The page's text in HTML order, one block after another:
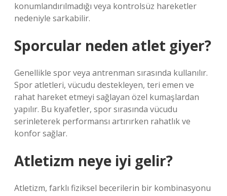
konumlandırılmadığı veya kontrolsüz hareketler
nedeniyle sarkabilir.
Sporcular neden atlet giyer?
Genellikle spor veya antrenman sırasında kullanılır.
Spor atletleri, vücudu destekleyen, teri emen ve
rahat hareket etmeyi sağlayan özel kumaşlardan
yapılır. Bu kıyafetler, spor sırasında vücudu
serinleterek performansı artırırken rahatlık ve
konfor sağlar.
Atletizm neye iyi gelir?
Atletizm, farklı fiziksel becerilerin bir kombinasyonu